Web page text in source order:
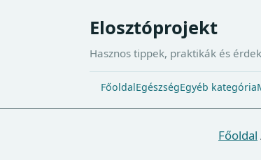
Elosztóprojekt
Hasznos tippek, praktikák és
FőoldalEgészségEgyéb kategória
Főoldal